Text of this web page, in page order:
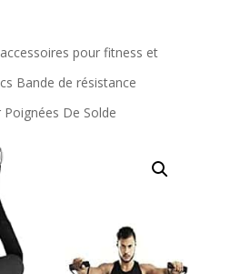
pour fitness et
Bande de résistance
De Solde